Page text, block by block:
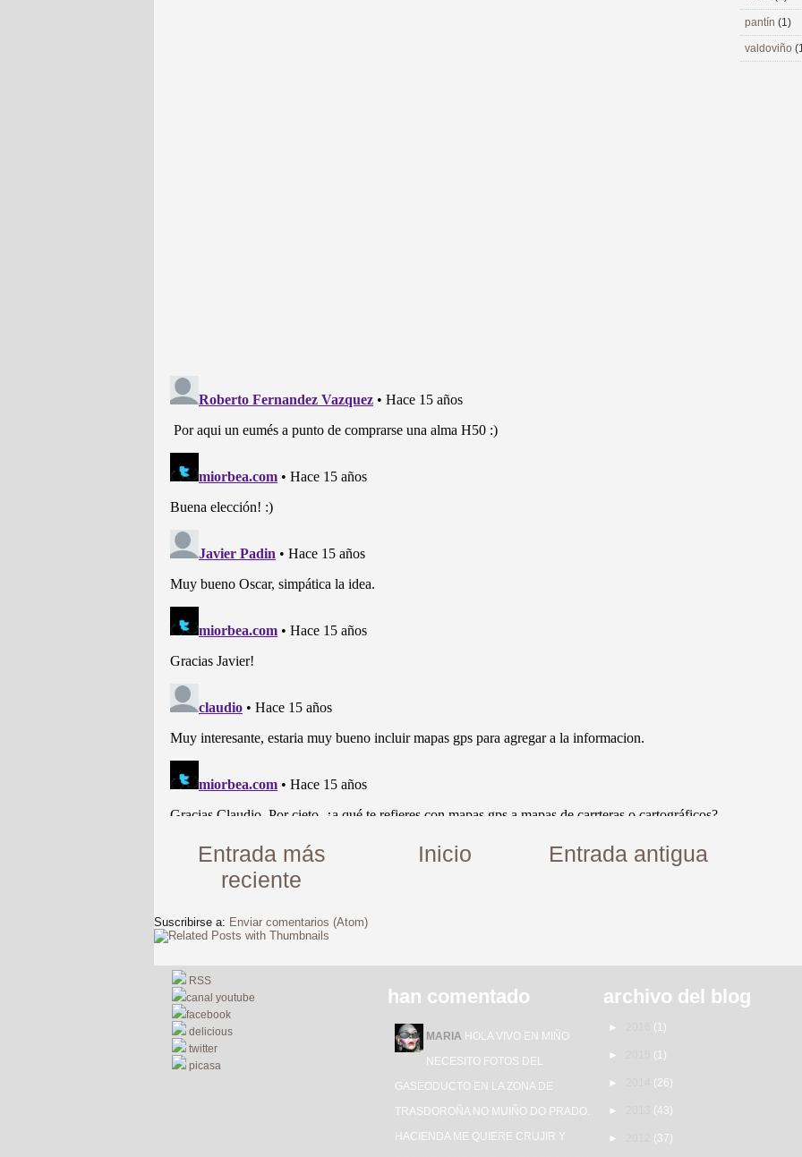
Entrada más
reciente
Entrada antigua
Inicio
Suscribirse a: Enviar comentarios (Atom)
pantín (1)
valdoviño
RSS
canal youtube
facebook
delicious
twitter
picasa
han comentado
MARIA HOLA VIVO EN MIÑO
NECESITO FOTOS DEL
GASEODUCTO EN LA ZONA DE
TRASDOROÑA NO MUIÑO DO PRADO.
HACIENDA ME QUIERE CRUJIR Y
archivo del blog
► (1)
► (1)
► (26)
► (43)
► (37)